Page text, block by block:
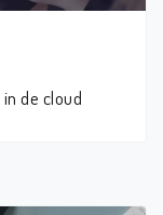
de cloud